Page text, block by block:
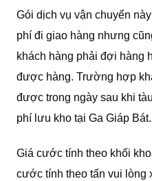
Gói dịch vụ vận chuyển
phí đi giao hàng nhưng
khách hàng phải đợi hàng
được hàng. Trường hợp
được trong ngày sau khi
phí lưu kho tại Ga Giáp Bát.
Giá cước tính theo khối
cước tính theo tấn vui lòng